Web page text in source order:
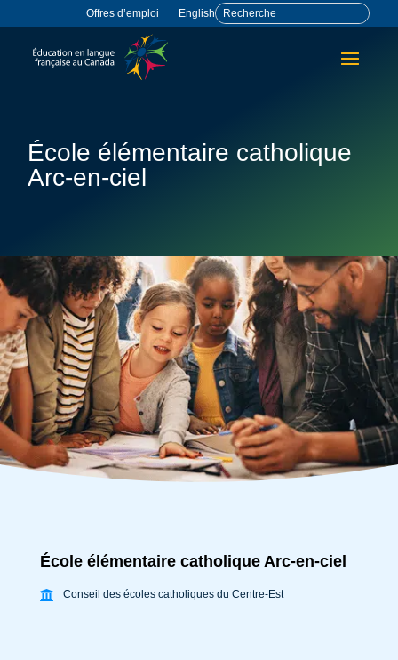
Offres d’emploi English
École élémentaire catholique
Arc-en-ciel
École élémentaire catholique Arc-en-ciel
Conseil des écoles catholiques du Centre-Est